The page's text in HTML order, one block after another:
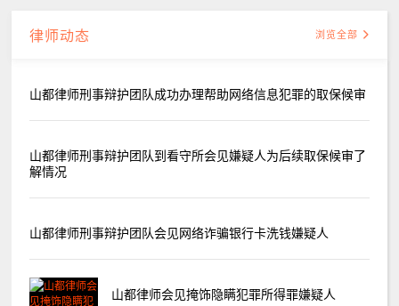
律师动态 浏览全部
山都律师刑事辩护团队成功办理帮助网络信息犯罪的取保候审
山都律师刑事辩护团队到看守所会见嫌疑人为后续取保候审了
解情况
山都律师刑事辩护团队会见网络诈骗银行卡洗钱嫌疑人
山都律师会见掩饰隐瞒犯罪所得罪嫌疑人